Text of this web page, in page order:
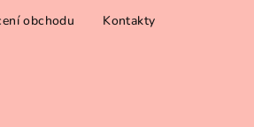
obchodu Kontakty